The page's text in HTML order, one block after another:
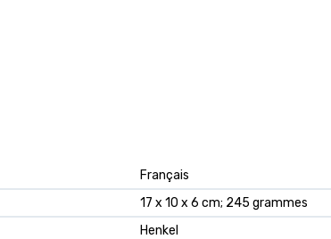
Français
17 x 10 x 6 cm; 245 grammes
Henkel